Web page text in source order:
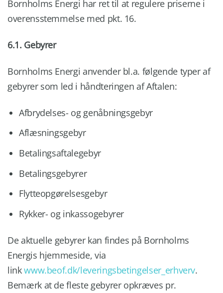
Bornholms Energi har ret til at regulere priserne i
overensstemmelse med pkt. 16.
6.1. Gebyrer
Bornholms Energi anvender bl.a. følgende typer af
gebyrer som led i håndteringen af Aftalen:
Afbrydelses- og genåbningsgebyr
Aflæsningsgebyr
Betalingsaftalegebyr
Betalingsgebyrer
Flytteopgørelsesgebyr
Rykker- og inkassogebyrer
De aktuelle gebyrer kan findes på Bornholms
Energis hjemmeside, via
linkwww.beof.dk/leveringsbetingelser_erhverv.
Bemærk at de fleste gebyrer opkræves pr.